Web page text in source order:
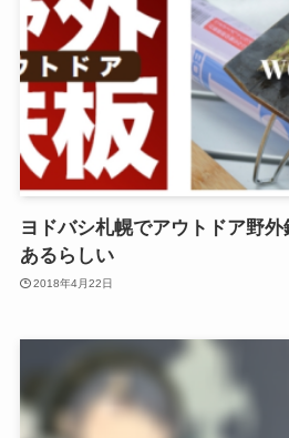
ヨドバシ札幌でアウトドア野
あるらしい
2018年4月22日